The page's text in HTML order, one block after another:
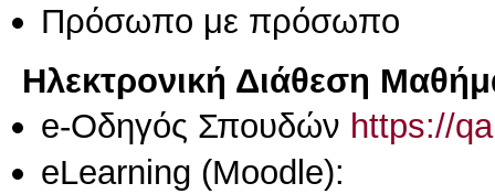
Πρόσωπο με πρόσωπο
Ηλεκτρονική Διάθεση
e-Οδηγός Σπουδών https://
eLearning (Moodle):